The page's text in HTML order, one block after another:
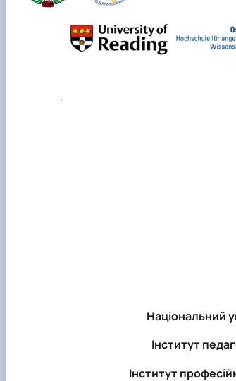
Національний
Інститут
Інститут